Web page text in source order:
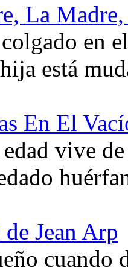
La
en
está
En El
vive
Jean Arp
cuando